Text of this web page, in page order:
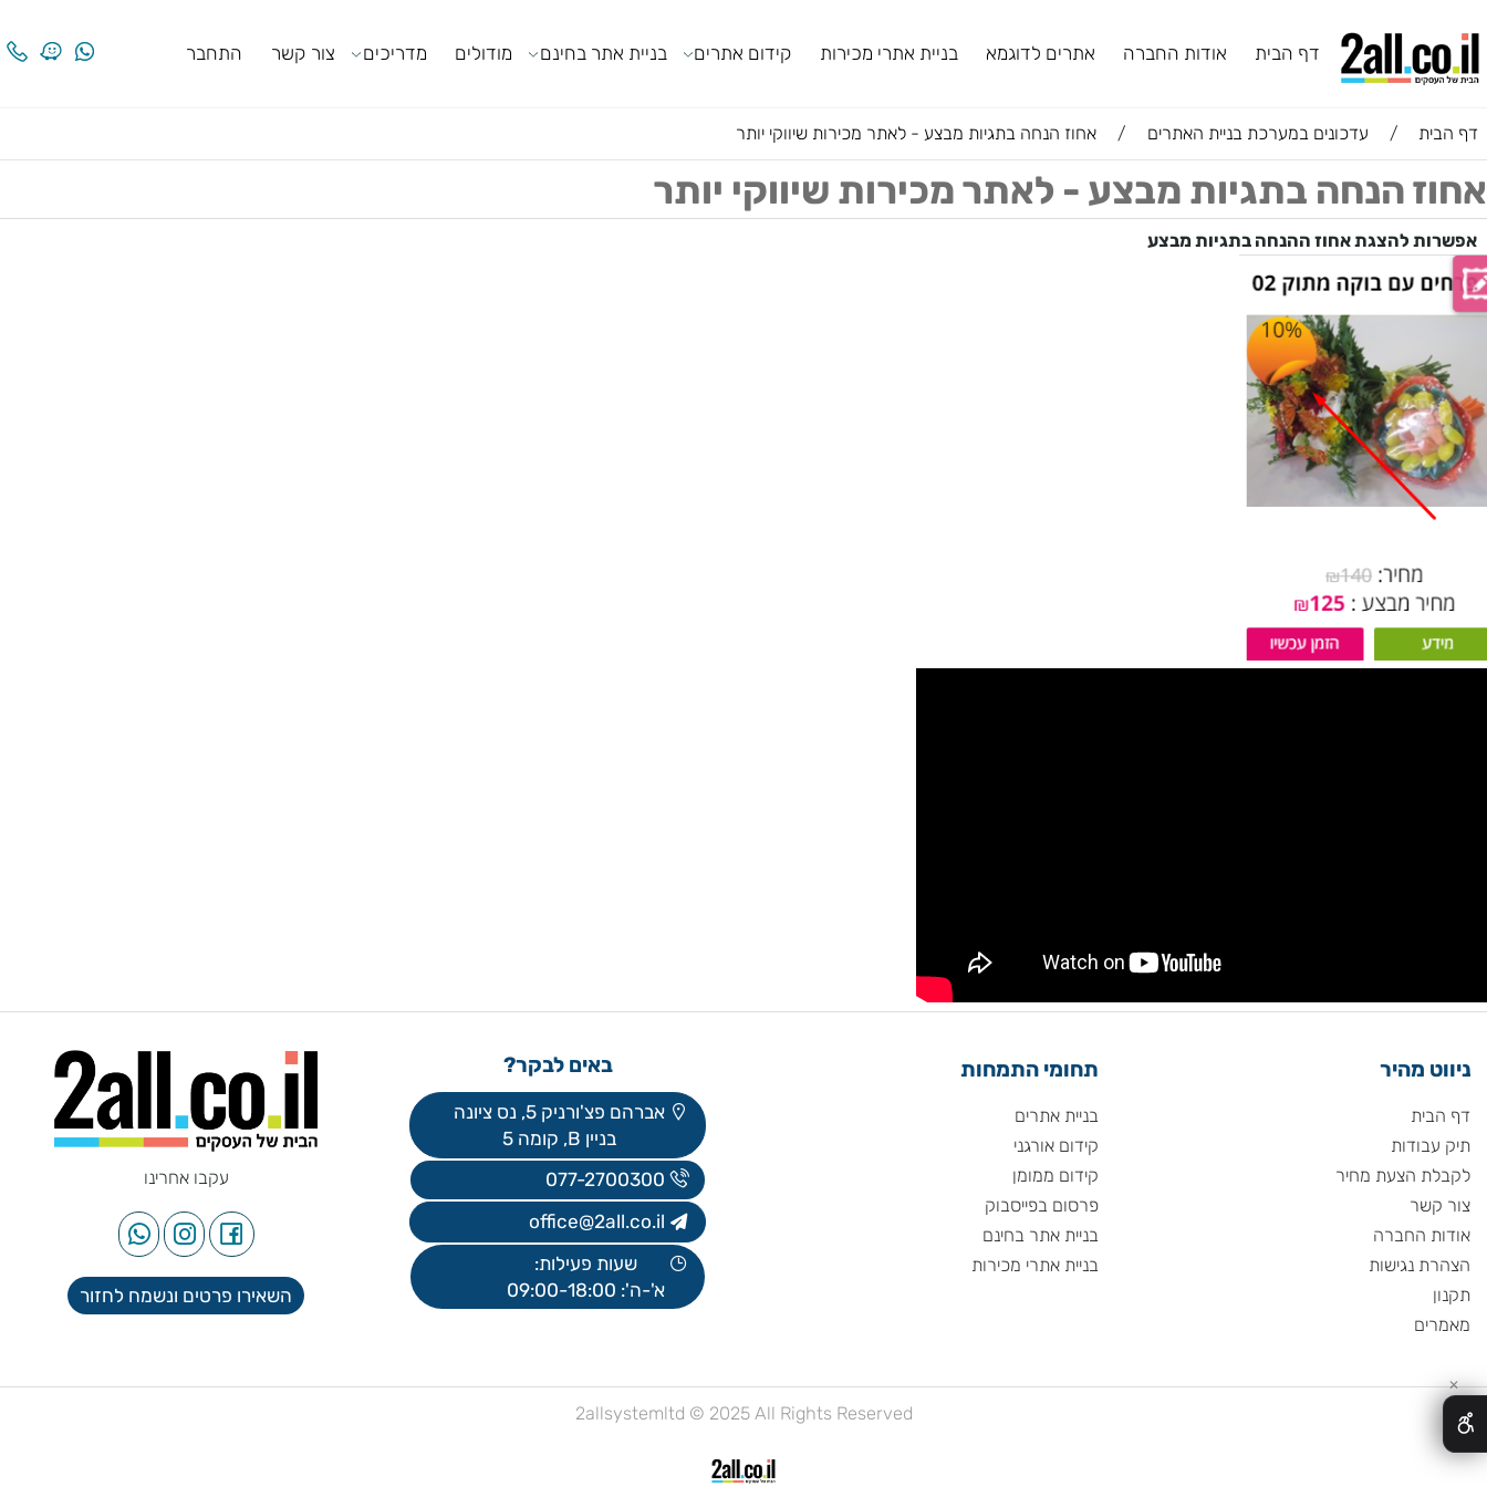
דף הבית אודות החברה אתרים לדוגמא בניית אתרי מכירות קידום אתרים בניית אתר בחינם מודולים מדריכים צור קשר התחבר
/ עדכונים במערכת בניית האתרים / אחוז הנחה בתגיות מבצע - לאתר מכירות שיווקי יותר
הנחה בתגיות מבצע - לאתר מכירות שיווקי יותר
להצגת אחוז ההנחה בתגיות מבצע
מהיר
החברה
נגישות
תחומי התמחות
בניית אתרים
פרסום בפייסבוק
באים לבקר?
אברהם פצ'ורניק 5, נס ציונה
בניין B, קומה 5
077-2700300
office@2all.co.il
שעות פעילות:
עקבו אחרינו
2allsystemltd © 2025 All Rights Reserved